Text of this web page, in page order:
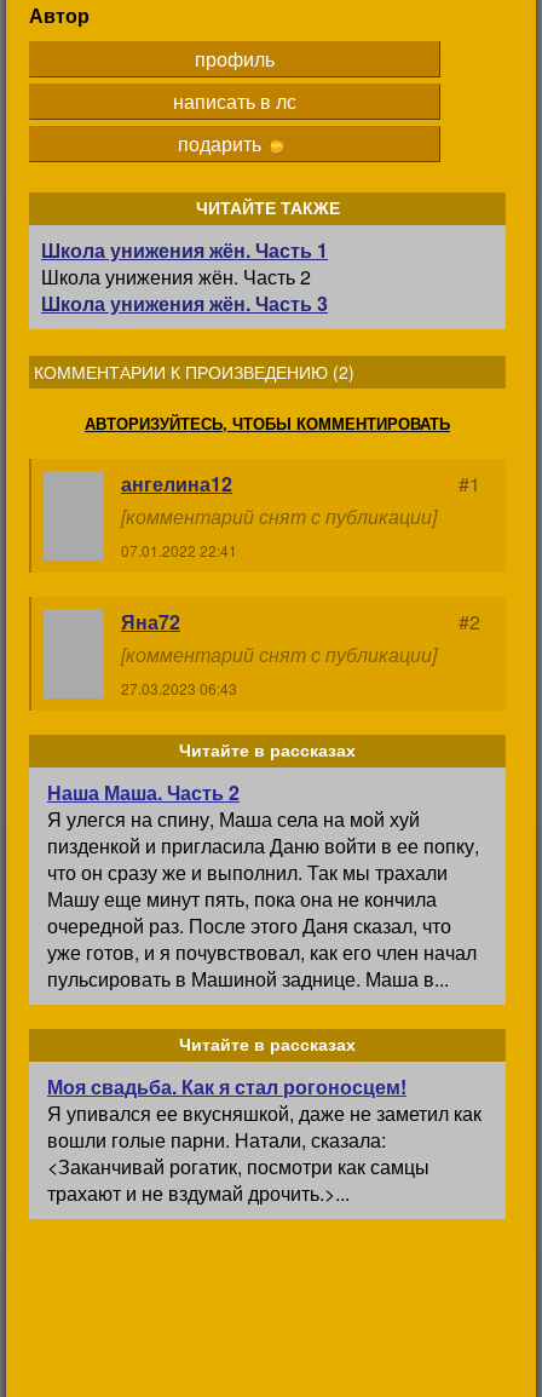
Автор
профиль
написать в лс
подарить
ЧИТАЙТЕ ТАКЖЕ
Школа унижения жён. Часть 1
Школа унижения жён. Часть 2
Школа унижения жён. Часть 3
КОММЕНТАРИИ К ПРОИЗВЕДЕНИЮ (2)
АВТОРИЗУЙТЕСЬ, ЧТОБЫ КОММЕНТИРОВАТЬ
ангелина12
#1
[комментарий снят с публикации]
07.01.2022 22:41
Яна72
#2
[комментарий снят с публикации]
27.03.2023 06:43
Читайте в рассказах
Наша Маша. Часть 2
Я улегся на спину, Маша села на мой хуй
пизденкой и пригласила Даню войти в ее попку,
что он сразу же и выполнил. Так мы трахали
Машу еще минут пять, пока она не кончила
очередной раз. После этого Даня сказал, что
уже готов, и я почувствовал, как его член начал
пульсировать в Машиной заднице. Маша в...
Читайте в рассказах
Моя свадьба. Как я стал рогоносцем!
Я упивался ее вкусняшкой, даже не заметил как
вошли голые парни. Натали, сказала:
<Заканчивай рогатик, посмотри как самцы
трахают и не вздумай дрочить.>...